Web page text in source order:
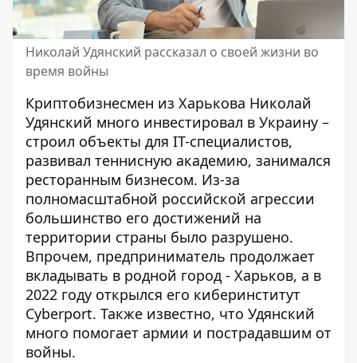
Николай Удянский рассказал о своей жизни во
время войны
Криптобизнесмен из Харькова Николай
Удянский много инвестировал в Украину –
строил объекты для IT-специалистов,
развивал теннисную академию, занимался
ресторанным бизнесом. Из-за
полномасштабной российской агрессии
большинство его достижений на
территории страны было разрушено.
Впрочем, предприниматель продолжает
вкладывать в родной город - Харьков, а в
2022 году открылся его киберинститут
Cyberport. Также известно, что Удянский
много помогает армии и пострадавшим от
войны.